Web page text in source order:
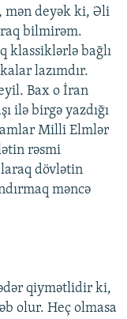
mən deyək ki, Əli
bilmirəm.
klassiklərlə bağlı
lazımdır.
Bax o İran
ilə birgə yazdığı
Milli Elmlər
rəsmi
dövlətin
məncə
qiymətlidir ki,
olur. Heç olmasa